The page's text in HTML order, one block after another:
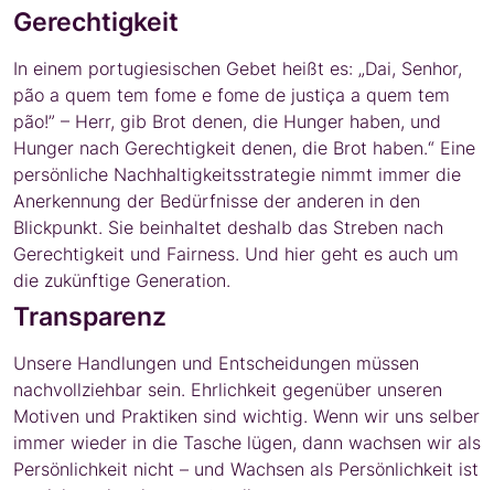
Gerechtigkeit
In einem portugiesischen Gebet heißt es: „Dai, Senhor,
pão a quem tem fome e fome de justiça a quem tem
pão!” – Herr, gib Brot denen, die Hunger haben, und
Hunger nach Gerechtigkeit denen, die Brot haben.“ Eine
persönliche Nachhaltigkeitsstrategie nimmt immer die
Anerkennung der Bedürfnisse der anderen in den
Blickpunkt. Sie beinhaltet deshalb das Streben nach
Gerechtigkeit und Fairness. Und hier geht es auch um
die zukünftige Generation.
Transparenz
Unsere Handlungen und Entscheidungen müssen
nachvollziehbar sein. Ehrlichkeit gegenüber unseren
Motiven und Praktiken sind wichtig. Wenn wir uns selber
immer wieder in die Tasche lügen, dann wachsen wir als
Persönlichkeit nicht – und Wachsen als Persönlichkeit ist